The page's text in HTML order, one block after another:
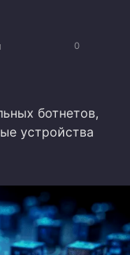
0
ботнетов,
устройства